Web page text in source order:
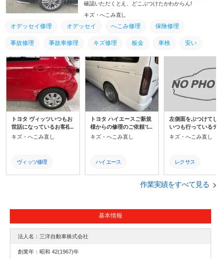
確認いただくとえ、どこぶつけたかわからん!
キズ・へこみ直し
オデッセイ修理 オデッセイ へこみ修理 保険修理
事故修理 事故車修理 キズ修理 板金 車検 安い
池田市
トヨタ ヴィッツいつもお
世話になっているお客様
からのご依頼です。出来
せていただきました。よ
ろこんでいただけまし
た。ありがとうございま
キズ・へこみ直し
ヴィッツ修理
事故修理
事故車修理
トヨタ ハイエースご新規
様からの修理のご依頼で
す。高速を走行中、車線
識でしたが弁護士におま
かせすると8対2で最終決
キズ・へこみ直し
ハイエース
保険修理
事故車修理
左側面をぶつけてし
いつも行っているデ
ラー様に持ち込むと
われ頭にきたからす
き上げたとのことで
た。
キズ・へこみ直し
レクサス
事故車修理
作業実績をすべて見る
基本情報
法人名：三洋自動車株式会社
創業年：昭和 42(1967)年